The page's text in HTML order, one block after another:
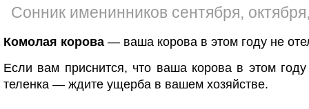
Сонник именинников сентября,
Комолая корова — ваша корова в этом году не
Если вам приснится, что ваша корова в этом году
теленка — ждите ущерба в вашем хозяйстве.